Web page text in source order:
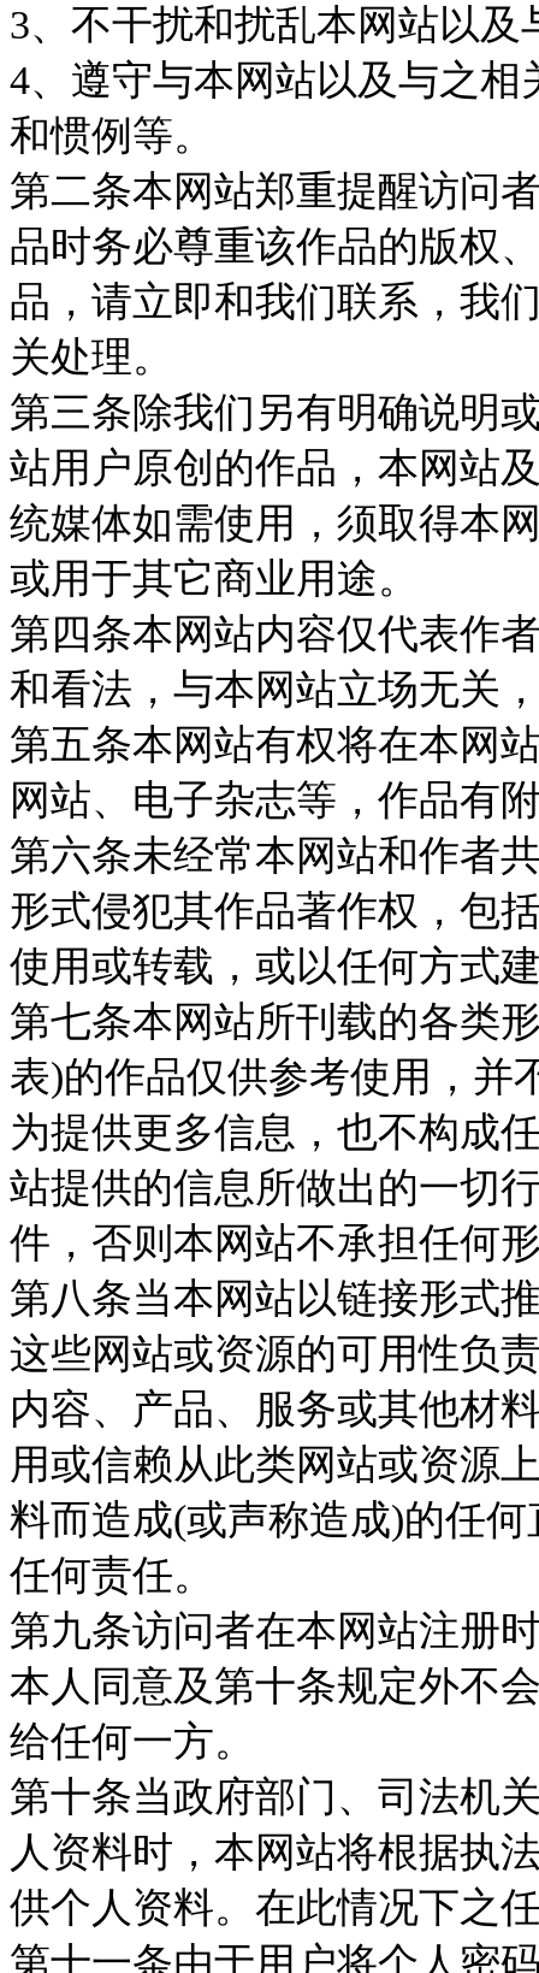
3、不干扰和扰乱本网站以
4、遵守与本网站以及与之
和惯例等。
第二条本网站郑重提醒访问
品时务必尊重该作品的版权
品，请立即和我们联系，我
关处理。
第三条除我们另有明确说明
站用户原创的作品，本网站
统媒体如需使用，须取得本
或用于其它商业用途。
第四条本网站内容仅代表作
和看法，与本网站立场无关
第五条本网站有权将在本网
网站、电子杂志等，作品有
第六条未经常本网站和作者
形式侵犯其作品著作权，包
使用或转载，或以任何方式
第七条本网站所刊载的各类
表)的作品仅供参考使用，并
为提供更多信息，也不构成
站提供的信息所做出的一切
件，否则本网站不承担任何
第八条当本网站以链接形式
这些网站或资源的可用性负
内容、产品、服务或其他材
用或信赖从此类网站或资源
料而造成(或声称造成)的任
任何责任。
第九条访问者在本网站注册
本人同意及第十条规定外不
给任何一方。
第十条当政府部门、司法机
人资料时，本网站将根据执
供个人资料。在此情况下之
第十一条由于用户将个人密